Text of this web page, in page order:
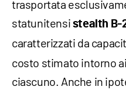
trasportata
statunitensi stealth B-
caratterizzati da
costo stimato intorno
ciascuno. Anche in